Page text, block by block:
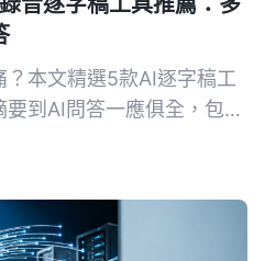
本文精選5款AI逐字稿工
到AI問答一應俱全，包含